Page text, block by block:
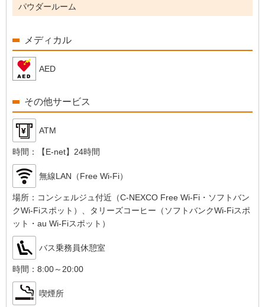
パウダールーム
メディカル
AED
その他サービス
ATM
時間： 【E-net】24時間
無線LAN（Free Wi-Fi）
場所： コンシェルジュ付近（C-NEXCO Free Wi-Fi・ソフトバン
クWi-Fiスポット）、タリーズコーヒー（ソフトバンクWi-Fiスポ
ット・au Wi-Fiスポット）
バス乗務員休憩室
時間： 8:00～20:00
喫煙所